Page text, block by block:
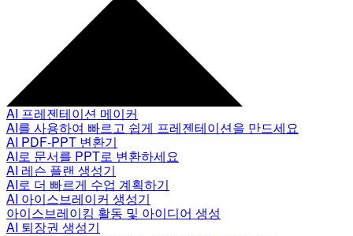
AI 프레젠테이션 메이커
AI를 사용하여 빠르고 쉽게 프레젠테이션을 만드세요
AI PDF-PPT 변환기
AI로 문서를 PPT로 변환하세요
AI 레슨 플랜 생성기
AI로 더 빠르게 수업 계획하기
AI 아이스브레이커 생성기
아이스브레이킹 활동 및 아이디어 생성
AI 퇴장권 생성기